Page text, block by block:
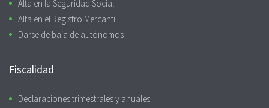
Alta en la Seguridad Social
Alta en el Registro Mercantil
Darse de baja de autónomos
Fiscalidad
Declaraciones trimestrales y anuales